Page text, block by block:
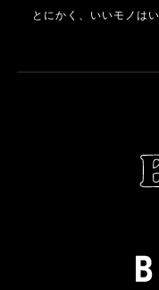
とにかく、いいモノは